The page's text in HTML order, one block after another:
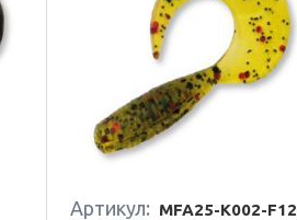
Артикул: MFA25-K002-F12